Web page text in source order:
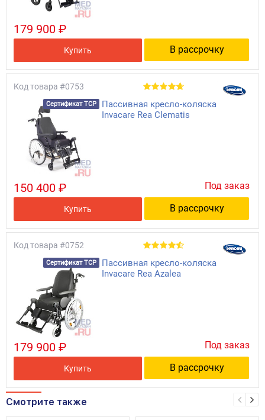
179 900 ₽
Купить В рассрочку
Код товара #0753
Сертификат ТСР
Пассивная кресло-коляска
Invacare Rea Clematis
150 400 ₽ Под заказ
Купить В рассрочку
Код товара #0752
Сертификат ТСР
Пассивная кресло-коляска
Invacare Rea Azalea
179 900 ₽ Под заказ
Купить В рассрочку
Смотрите также